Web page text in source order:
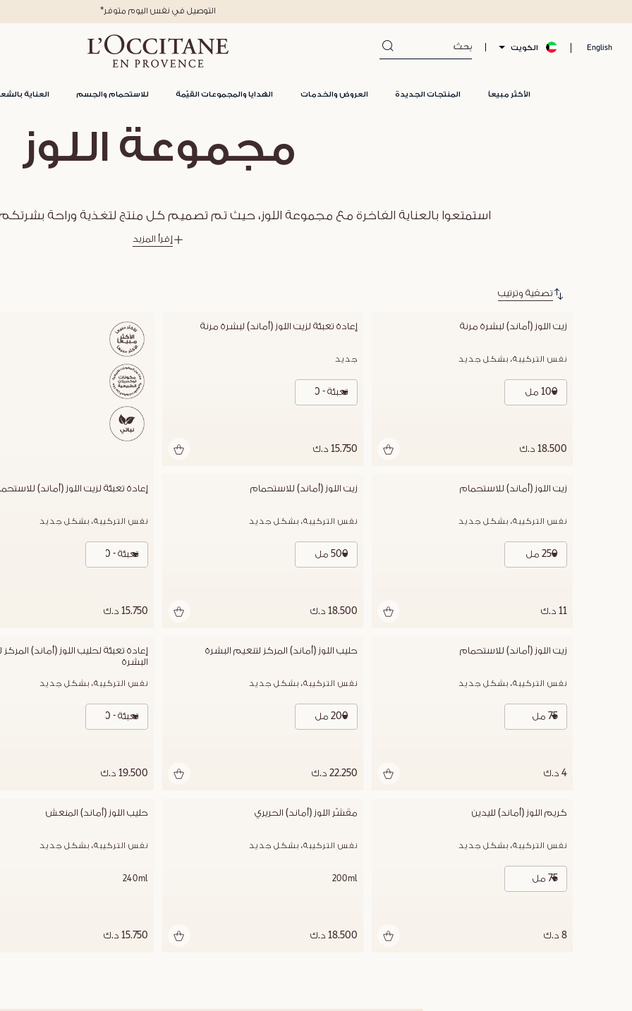
English الكويت
الأكثر مبيعاً المنتجات الجديدة العروض والخدمات الهدايا والمجموعات القيّمة للاستحمام والجسم العناية
*التوصيل في نفس اليوم متوفر
مجموعة اللوز
استمتعوا بالعناية الفاخرة مع مجموعة اللوز، حيث تم تصميم كل منتج لتغذية وراحة
إقرأ المزيد
تصفية وترتيب
زيت اللوز (أماند) لبشرة مرنة
نفس التركيبة، بشكل جديد
100 مل
18.500 د.ك
إعادة تعبئة لزيت اللوز (أماند) لبشرة مرنة
جديد
تعبئة - 100 مل
15.750 د.ك
زيت اللوز (أماند) للاستحمام
نفس التركيبة، بشكل جديد
250 مل
11 د.ك
زيت اللوز (أماند) للاستحمام
نفس التركيبة، بشكل جديد
500 مل
18.500 د.ك
إعادة تعبئة لزيت اللوز (أماند)
نفس التركيبة، بشكل جديد
تعبئة - 500 مل
15.750 د.ك
زيت اللوز (أماند) للاستحمام
نفس التركيبة، بشكل جديد
75 مل
4 د.ك
حليب اللوز (أماند) المركز لتنعيم البشرة
نفس التركيبة، بشكل جديد
200 مل
22.250 د.ك
البشرة
نفس التركيبة، بشكل جديد
تعبئة - 200 مل
19.500 د.ك
كريم اللوز (أماند) لليدين
نفس التركيبة، بشكل جديد
75 مل
8 د.ك
مقشّر اللوز (أماند) الحريري
نفس التركيبة، بشكل جديد
200ml
18.500 د.ك
حليب اللوز (أماند) المنعش
نفس التركيبة، بشكل جديد
240ml
15.750 د.ك